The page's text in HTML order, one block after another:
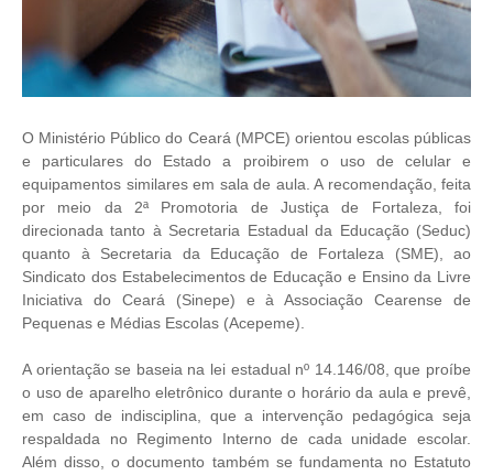
O Ministério Público do Ceará (MPCE) orientou escolas públicas
e particulares do Estado a proibirem o uso de celular e
equipamentos similares em sala de aula. A recomendação, feita
por meio da 2ª Promotoria de Justiça de Fortaleza, foi
direcionada tanto à Secretaria Estadual da Educação (Seduc)
quanto à Secretaria da Educação de Fortaleza (SME), ao
Sindicato dos Estabelecimentos de Educação e Ensino da Livre
Iniciativa do Ceará (Sinepe) e à Associação Cearense de
Pequenas e Médias Escolas (Acepeme).
A orientação se baseia na lei estadual nº 14.146/08, que proíbe
o uso de aparelho eletrônico durante o horário da aula e prevê,
em caso de indisciplina, que a intervenção pedagógica seja
respaldada no Regimento Interno de cada unidade escolar.
Além disso, o documento também se fundamenta no Estatuto